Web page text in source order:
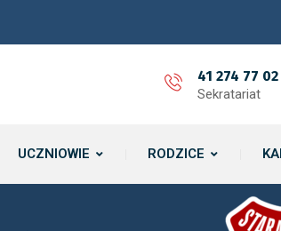
41 274 77 02
Sekratariat
UCZNIOWIE RODZICE